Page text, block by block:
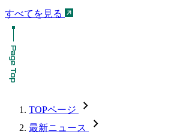
すべてを見る
TOPページ chevron_forward
最新ニュース chevron_forward